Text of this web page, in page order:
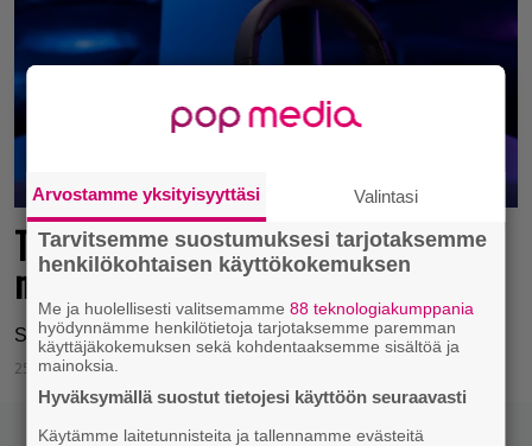
Turtle Beachin lippulaivakuulokkeet
nyt kaupoissa
Stealth Pro.
25.4.2023 15:31
Arvostamme yksityisyyttäsi Valintasi
Tarvitsemme suostumuksesi tarjotaksemme
henkilökohtaisen käyttökokemuksen
Me ja huolellisesti valitsemamme88 teknologiakumppania
hyödynnämme henkilötietoja tarjotaksemme paremman
käyttäjäkokemuksen sekä kohdentaaksemme sisältöä ja
mainoksia.
Hyväksymällä suostut tietojesi käyttöön seuraavasti
Käytämme laitetunnisteita ja tallennamme evästeitä